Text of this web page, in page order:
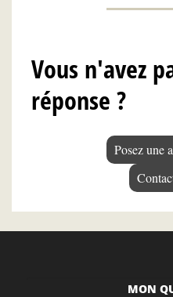
Vous n'avez
réponse ?
Posez une
MON